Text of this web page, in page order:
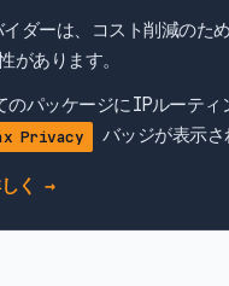
ダーは、コスト削減のた
があります。
のパッケージにIPルーティ
Privacy
バッジが表示さ
く →